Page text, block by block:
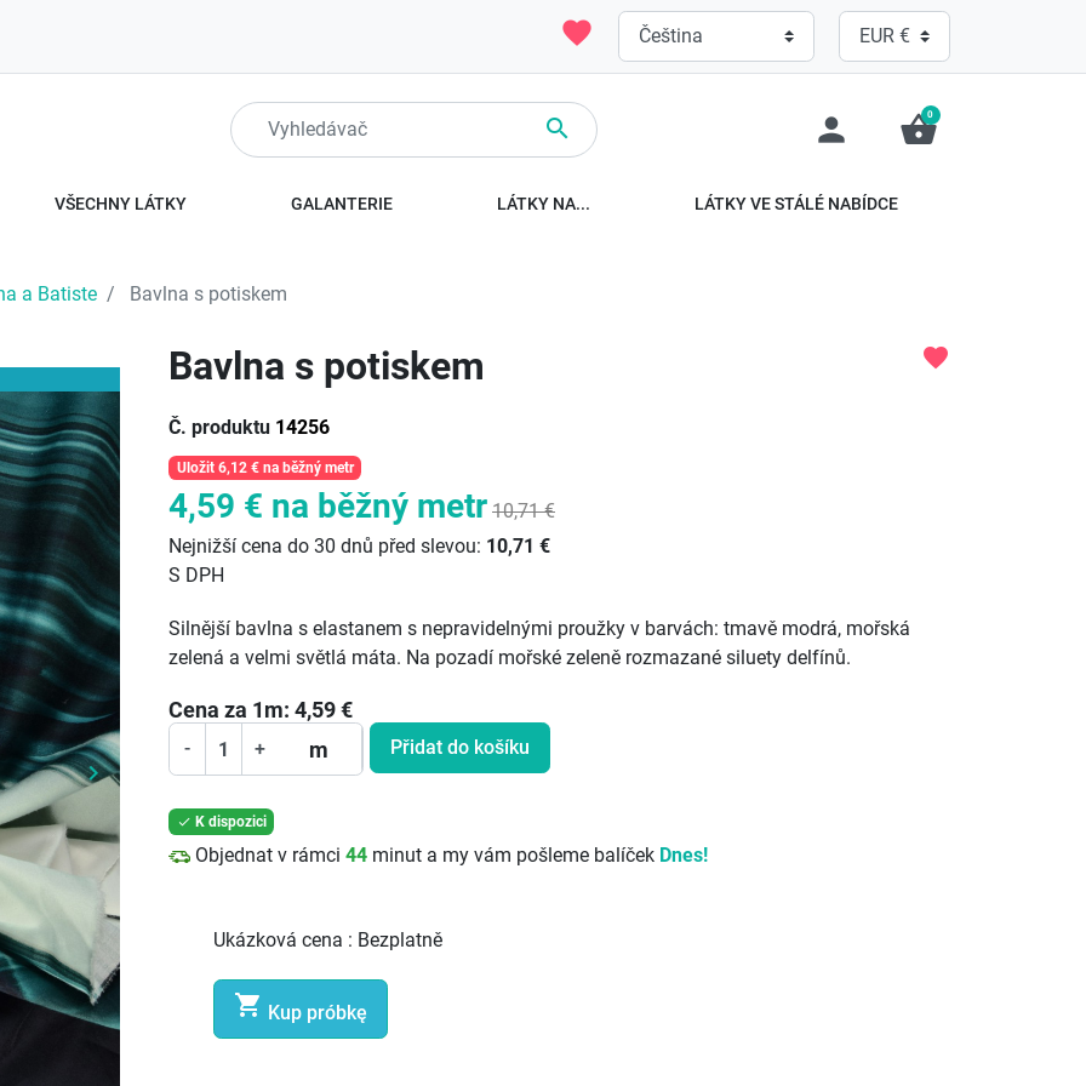
favorite
 person shopping_basket
0
VŠECHNY LÁTKY GALANTERIE LÁTKY NA... LÁTKY VE STÁLÉ NABÍDCE
a Batiste Bavlna s potiskem
Další
keyboard_arrow_right
Bavlna s potiskem
Č. produktu 14256
favorite
Uložit 6,12 € na běžný metr
4,59 € na běžný metr 10,71 €
Nejnižší cena do 30 dnů před slevou: 10,71 €
S DPH
Silnější bavlna s elastanem s nepravidelnými proužky v barvách: tmavě modrá, mořská
zelená a velmi světlá máta. Na pozadí mořské zeleně rozmazané siluety delfínů.
Cena za 1m: 4,59€
- + m Přidat do košíku
 K dispozici
Objednat v rámci 44 minut a my vám pošleme balíček Dnes!
Ukázková cena : Bezplatně
 Kup próbkę